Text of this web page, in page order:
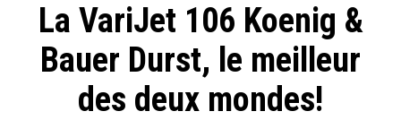
La VariJet 106 Koenig &
Bauer Durst, le meilleur
des deux mondes!